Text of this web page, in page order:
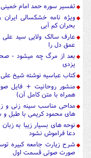
تفسیر سوره حمد امام خمینی ره
ویژه نامه خشکسالی
بحران کم آبی
عارف سالک ولایی سید علی
عمق دل را
بعد از مرگ چه میشود -
یزدی
کتاب عباسیه نوشته شیخ
منشور روحانیت + فایل
همراه با متن کامل آن)
مداحی مناسب سینه زنی
های محمود کریمی با طبل
نوحه های بسیار زیبا به
دعا فراموش نشود
صورت صوتی قسمت اول